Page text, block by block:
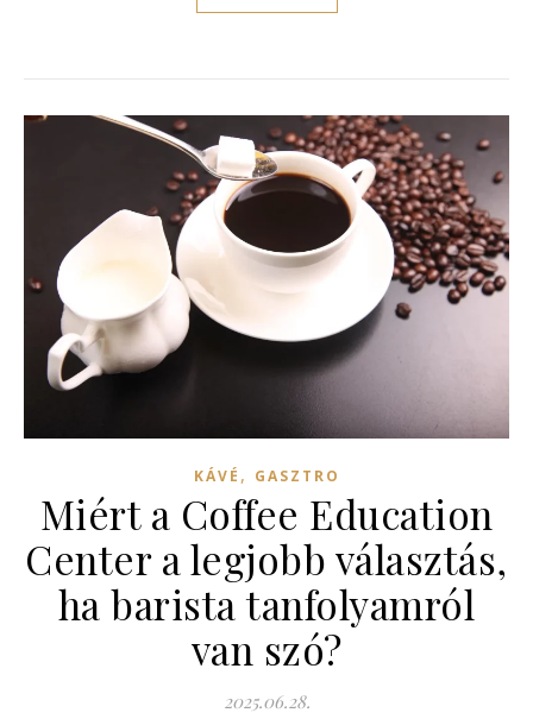
KÁVÉ , GASZTRO
Miért a Coffee Education
Center a legjobb választás,
ha barista tanfolyamról
van szó?
2025.06.28.